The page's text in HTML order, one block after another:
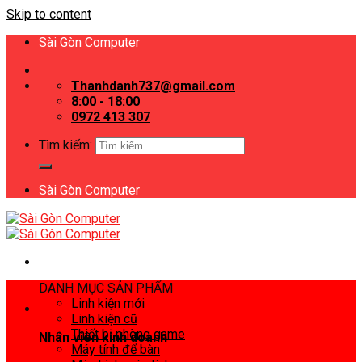
Skip to content
Sài Gòn Computer
Thanhdanh737@gmail.com
8:00 - 18:00
0972 413 307
Tìm kiếm:
Sài Gòn Computer
Nhân viên kinh doanh
DANH MỤC SẢN PHẨM
Linh kiện mới
Linh kiện cũ
Thiết bị phòng game
Máy tính để bàn